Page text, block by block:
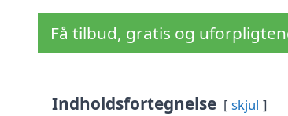
Få tilbud, gratis og
Indholdsfortegnelse skjul